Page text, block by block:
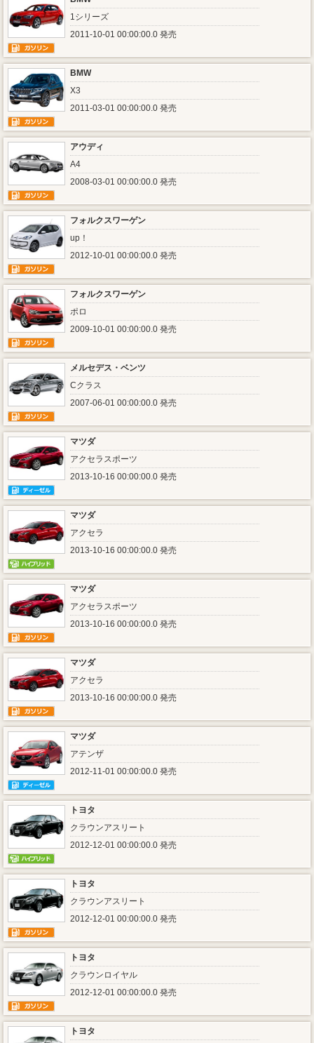
1シリーズ
2011-10-01 00:00:00.0 発売
BMW
X3
2011-03-01 00:00:00.0 発売
アウディ
A4
2008-03-01 00:00:00.0 発売
フォルクスワーゲン
up！
2012-10-01 00:00:00.0 発売
フォルクスワーゲン
ポロ
2009-10-01 00:00:00.0 発売
メルセデス・ベンツ
Cクラス
2007-06-01 00:00:00.0 発売
マツダ
アクセラスポーツ
2013-10-16 00:00:00.0 発売
マツダ
アクセラ
2013-10-16 00:00:00.0 発売
マツダ
アクセラスポーツ
2013-10-16 00:00:00.0 発売
マツダ
アクセラ
2013-10-16 00:00:00.0 発売
マツダ
アテンザ
2012-11-01 00:00:00.0 発売
トヨタ
クラウンアスリート
2012-12-01 00:00:00.0 発売
トヨタ
クラウンアスリート
2012-12-01 00:00:00.0 発売
トヨタ
クラウンロイヤル
2012-12-01 00:00:00.0 発売
トヨタ